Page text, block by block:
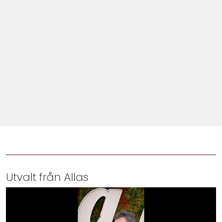
Utvalt från Allas